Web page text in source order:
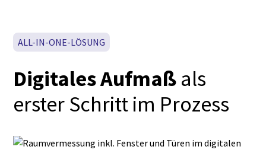
ALL-IN-ONE-LÖSUNG
Digitales Aufmaß als
erster Schritt im Prozess